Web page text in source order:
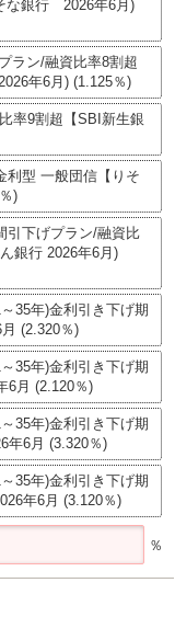
な銀行 2026年6月)
ラン/融資比率8割超
年6月) (1.125％)
率9割超【SBI新生銀
利型 一般団信【りそ
)
引下げプラン/融資比
銀行 2026年6月)
35年)金利引き下げ期
(2.320％)
35年)金利引き下げ期
月 (2.120％)
35年)金利引き下げ期
6月 (3.320％)
35年)金利引き下げ期
年6月 (3.120％)
％